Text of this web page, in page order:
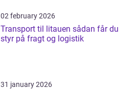
02 february 2026
Transport til litauen sådan får du
styr på fragt og logistik
31 january 2026